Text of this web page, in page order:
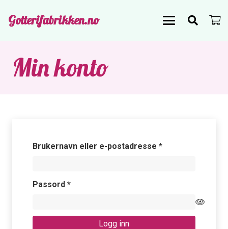
Gotterifabrikken.no
Min konto
Brukernavn eller e-postadresse *Påkrevd
Passord *Påkrevd
Logg inn